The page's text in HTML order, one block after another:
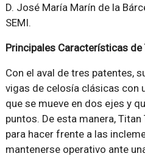
D. José María Marín de la
SEMI.
Principales Características de
Con el aval de tres patentes,
vigas de celosía clásicas con
que se mueve en dos ejes y
puntos. De esta manera,
para hacer frente a las
mantenerse operativo ante